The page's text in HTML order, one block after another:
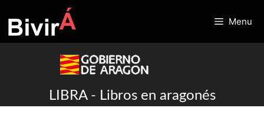
to
content
Menu
LIBRA - Libros en aragonés